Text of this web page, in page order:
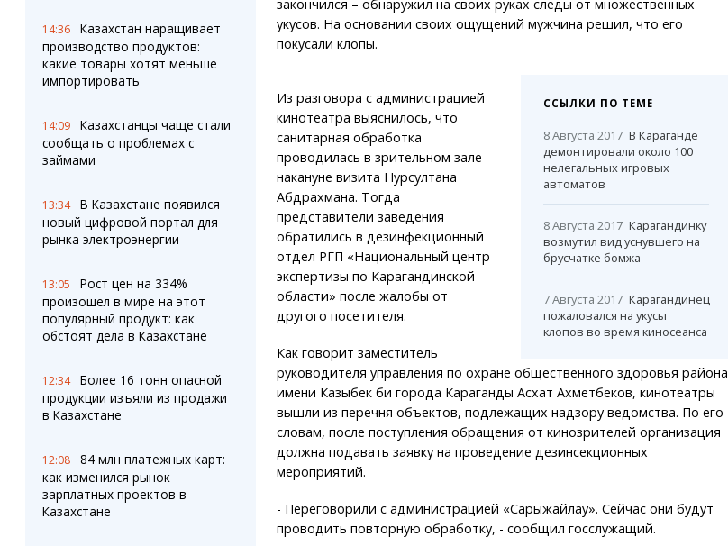
14:36
Казахстан наращивает
производство продуктов:
какие товары хотят меньше
импортировать
14:09
Казахстанцы чаще стали
сообщать о проблемах с
займами
13:34
В Казахстане появился
новый цифровой портал для
рынка электроэнергии
13:05
Рост цен на 334%
произошел в мире на этот
популярный продукт: как
обстоят дела в Казахстане
12:34
Более 16 тонн опасной
продукции изъяли из продажи
в Казахстане
12:08
84 млн платежных карт:
как изменился рынок
зарплатных проектов в
Казахстане
закончился – обнаружил на своих руках следы от множественных
укусов. На основании своих ощущений мужчина решил, что его
покусали клопы.
ССЫЛКИ ПО ТЕМЕ
8 Августа 2017 В Караганде
демонтировали около 100
нелегальных игровых
автоматов
8 Августа 2017 Карагандинку
возмутил вид уснувшего на
брусчатке бомжа
7 Августа 2017 Карагандинец
пожаловался на укусы
клопов во время киносеанса
Из разговора с администрацией
кинотеатра выяснилось, что
санитарная обработка
проводилась в зрительном зале
накануне визита Нурсултана
Абдрахмана. Тогда
представители заведения
обратились в дезинфекционный
отдел РГП «Национальный центр
экспертизы по Карагандинской
области» после жалобы от
другого посетителя.
Как говорит заместитель
руководителя управления по охране общественного здоровья района
имени Казыбек би города Караганды Асхат Ахметбеков, кинотеатры
вышли из перечня объектов, подлежащих надзору ведомства. По его
словам, после поступления обращения от кинозрителей организация
должна подавать заявку на проведение дезинсекционных
мероприятий.
- Переговорили с администрацией «Сарыжайлау». Сейчас они будут
проводить повторную обработку, - сообщил госслужащий.